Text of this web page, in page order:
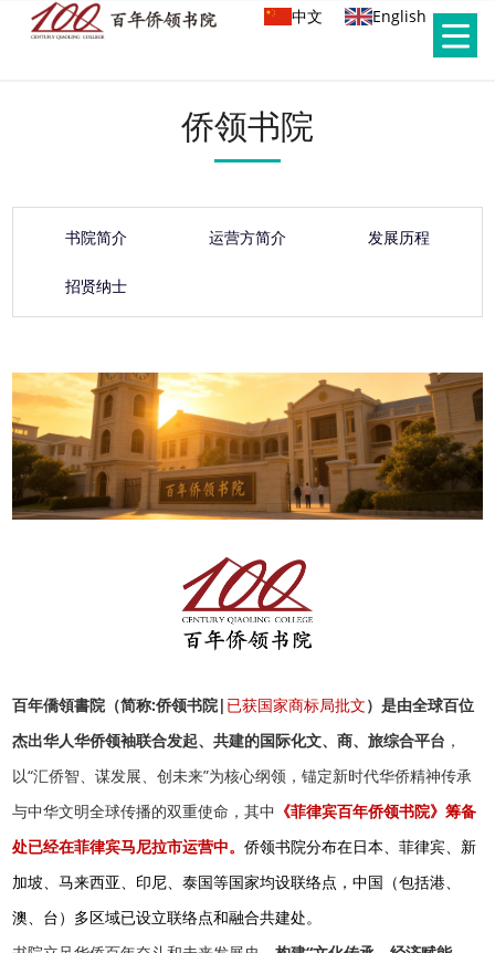
中文 English
侨领书院
书院简介 运营方简介 发展历程
招贤纳士
百年僑領書院（简称:侨领书院| 已获国家商标局批文）是由全球百位
杰出华人华侨领袖联合发起、共建的国际化文、商、旅综合平台 ，
以“汇侨智、谋发展、创未来”为核心纲领，锚定新时代华侨精神传承
与中华文明全球传播的双重使命，其中 《菲律宾百年侨领书院》筹备
处已经在菲律宾马尼拉市运营中。侨领书院分布在日本、菲律宾、新
加坡、马来西亚、印尼、泰国等国家均设联络点，中国（包括港、
澳、台）多区域已设立联络点和融合共建处。